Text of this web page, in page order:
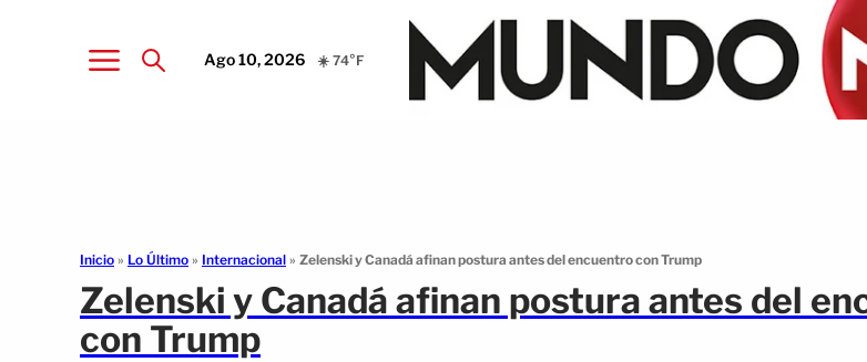
Ago 10, 2026 ☀️ 74°F
Inicio » Lo Último » Internacional » Zelenski y Canadá afinan postura antes del encuentro con Trump
Zelenski y Canadá afinan postura antes del
con Trump